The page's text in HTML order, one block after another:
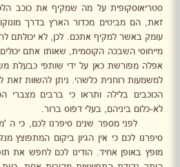
סטריאוסקופית על מה שמקיף את כוכב
זאת, הם מביטים מכדור הארץ בדרך
עומק באשר למקיף אתכם. לכן, לא יכולתם
מייחוסי השבכה הקוסמית, שאותו אתם
אפלה מפורשת כאן על ידי שותפי כבעלת
למשמעות רוחנית כלשהי. ניתן להשוות זאת
הכוכבים בלילה ותראו כי ברבים מצברי
לא-כלום ביניהם, בעלי דפוס ברור.
לפני מספר שנים סיפרנו לכם, כי ה
סיפרנו לכם כי אין הגיון ביקום המתפוצץ
מופץ באופן אחיד. הודינו לכם לחפש את